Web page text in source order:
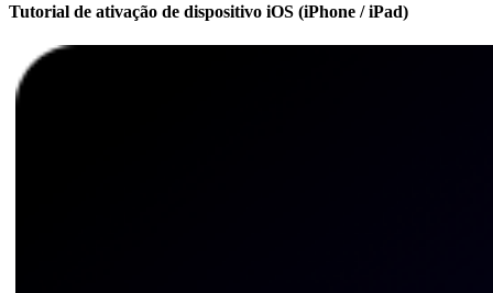
Tutorial de ativação de dispositivo iOS (iPhone / iPad)